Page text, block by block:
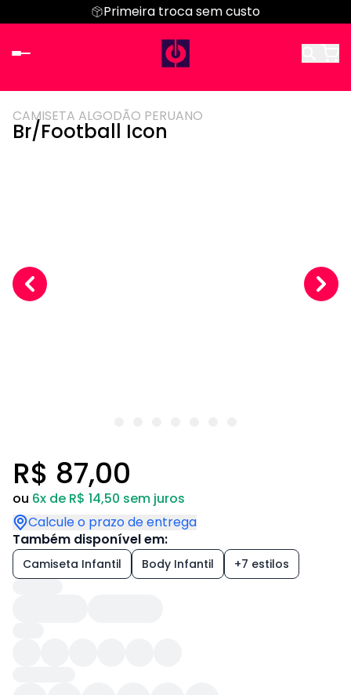
Primeira troca sem custo
CAMISETA ALGODÃO PERUANO
Br/Football Icon
R$ 87,00
ou 6x de R$ 14,50 sem juros
Calcule o prazo de entrega
Também disponível em:
Camiseta Infantil Body Infantil +7 estilos